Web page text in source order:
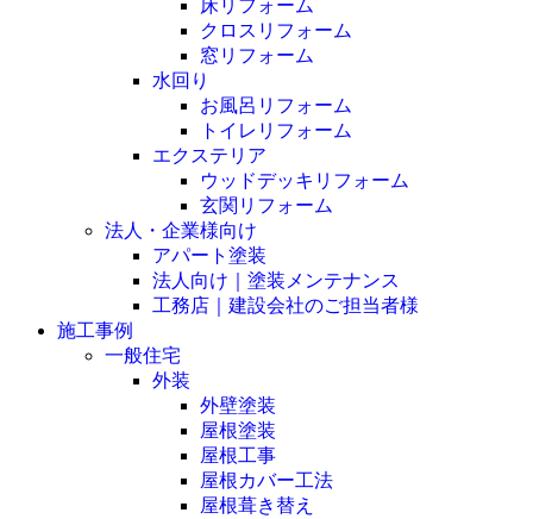
床リフォーム
クロスリフォーム
窓リフォーム
水回り
お風呂リフォーム
トイレリフォーム
エクステリア
ウッドデッキリフォーム
玄関リフォーム
法人・企業様向け
アパート塗装
法人向け｜塗装メンテナンス
工務店｜建設会社のご担当者様
施工事例
一般住宅
外装
外壁塗装
屋根塗装
屋根工事
屋根カバー工法
屋根葺き替え